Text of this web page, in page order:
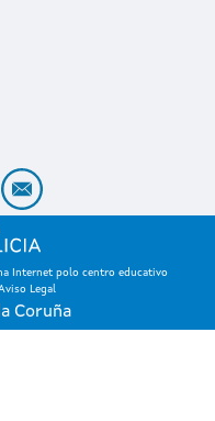
Internet polo centro educativo
Legal
Coruña